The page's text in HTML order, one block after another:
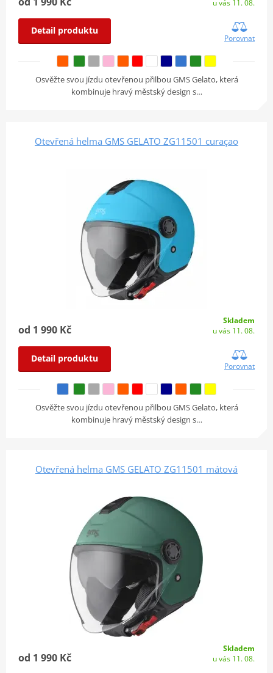
u vás 11. 08.
Detail produktu
Porovnat
Osvěžte svou jízdu otevřenou přilbou GMS Gelato, která
kombinuje hravý městský design s…
Otevřená helma GMS GELATO ZG11501 curaçao
od 1 990 Kč
Skladem
u vás 11. 08.
Detail produktu
Porovnat
Osvěžte svou jízdu otevřenou přilbou GMS Gelato, která
kombinuje hravý městský design s…
Otevřená helma GMS GELATO ZG11501 mátová
od 1 990 Kč
Skladem
u vás 11. 08.